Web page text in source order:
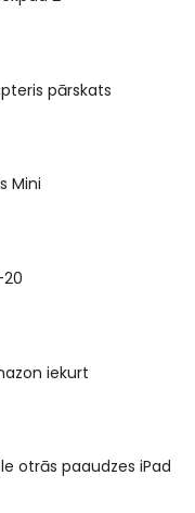
pārskats
Mini
20
iekurt
otrās paaudzes iPad